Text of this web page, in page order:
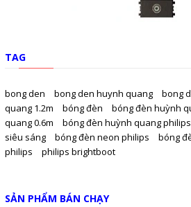
TAG
bong den bong den huynh quang bong
quang 1.2m
bóng đèn bóng đèn huỳnh
quang 0.6m
bóng đèn huỳnh quang philips
siêu sáng
bóng đèn neon philips bóng
philips
philips brightboot
SẢN PHẨM BÁN CHẠY